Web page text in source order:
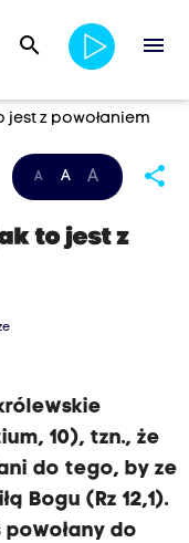
search menu
jest z powołaniem
A A A share
to jest z
10), tzn., że
do tego, by ze
Bogu (Rz 12,1).
do